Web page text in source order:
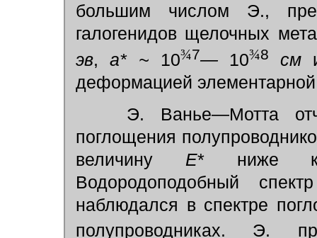
большим числом Э.,
галогенидов щелочных
эв, а* ~ 10¾7— 10¾8 сми
деформацией элементарной
Э. Ванье—Мотта
поглощения
величину E* ниже
Водородоподобный
наблюдался в спектре
полупроводниках. Э.